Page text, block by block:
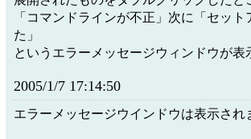
「コマンドラインが不正」次に「セッ
た」
というエラーメッセージウィンドウが
2005/1/7 17:14:50
エラーメッセージウインドウは表示され